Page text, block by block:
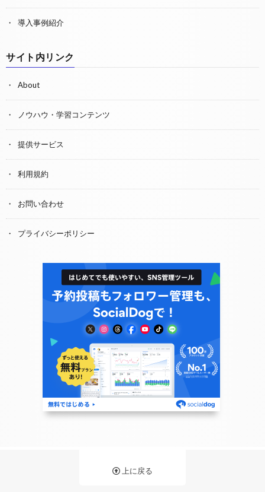
導入事例紹介
サイト内リンク
About
ノウハウ・学習コンテンツ
提供サービス
利用規約
お問い合わせ
プライバシーポリシー
上に戻る